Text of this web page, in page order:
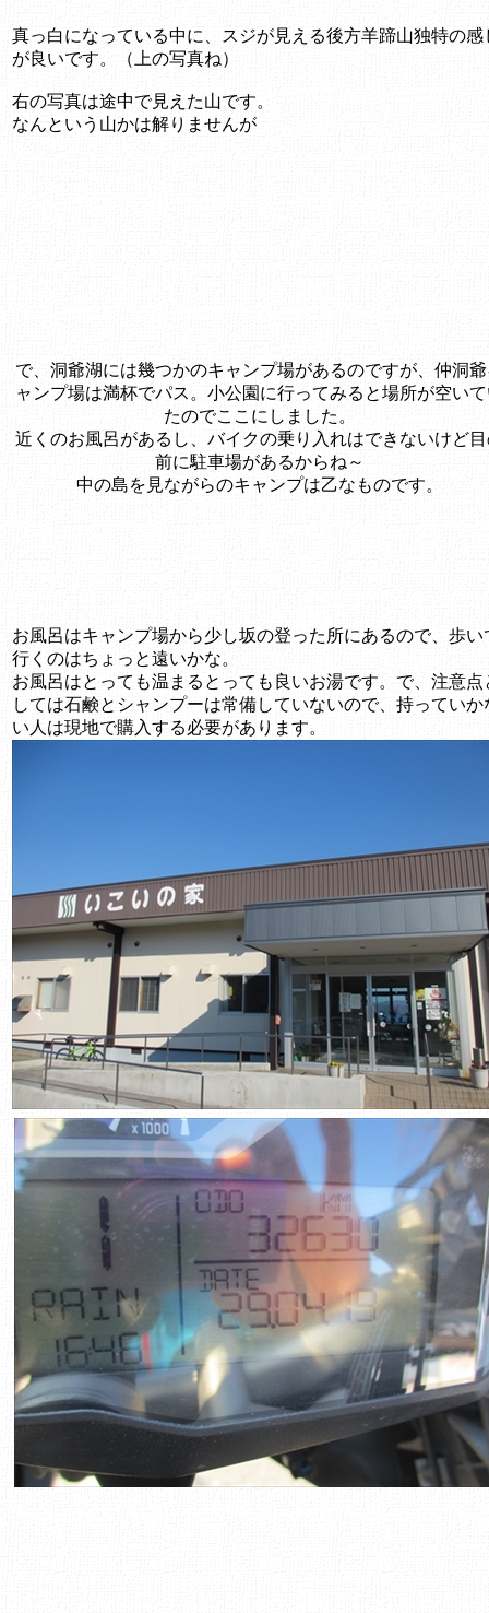
真っ白になっている中に、スジが見える後方羊蹄山独特の感
が良いです。（上の写真ね）
右の写真は途中で見えた山です。
なんという山かは解りませんが
で、洞爺湖には幾つかのキャンプ場があるのですが、仲洞
ャンプ場は満杯でパス。小公園に行ってみると場所が空い
たのでここにしました。
近くのお風呂があるし、バイクの乗り入れはできないけど
前に駐車場があるからね～
中の島を見ながらのキャンプは乙なものです。
お風呂はキャンプ場から少し坂の登った所にあるので、歩い
行くのはちょっと遠いかな。
お風呂はとっても温まるとっても良いお湯です。で、注意点
しては石鹸とシャンプーは常備していないので、持っていか
い人は現地で購入する必要があります。